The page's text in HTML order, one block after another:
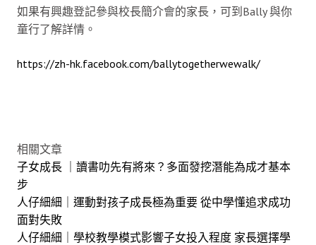
如果有興趣登記參與校長簡介會的家長，可到Bally 與你
童行了解詳情。
https://zh-hk.facebook.com/ballytogetherwewalk/
相關文章
子女成長 ｜讀書叻先有將來？多面發挖潛能為成才基本
步
人仔細細｜運動對孩子成長極為重要 從中學懂追求成功
面對失敗
人仔細細｜學校教學模式影響子女投入程度 家長選擇學